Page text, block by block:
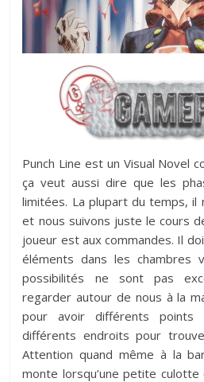
Punch Line est un Visual Novel
ça veut aussi dire que les
limitées. La plupart du temps, il
et nous suivons juste le cours
joueur est aux commandes. Il
éléments dans les chambres
possibilités ne sont pas
regarder autour de nous à la
pour avoir différents
différents endroits pour
Attention quand même à la
monte lorsqu’une petite